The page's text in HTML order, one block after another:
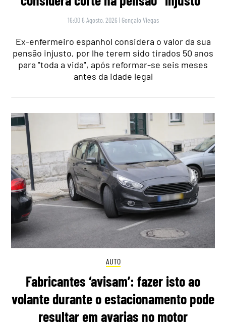
16:00 6 Agosto, 2026 | Gonçalo Viegas
Ex-enfermeiro espanhol considera o valor da sua
pensão injusto, por lhe terem sido tirados 50 anos
para "toda a vida", após reformar-se seis meses
antes da idade legal
AUTO
Fabricantes ‘avisam’: fazer isto ao
volante durante o estacionamento pode
resultar em avarias no motor